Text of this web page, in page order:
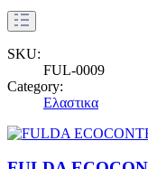
SKU:
FUL-0009
Category:
Ελαστικα